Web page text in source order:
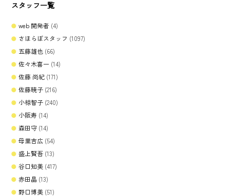
スタッフ一覧
web 開発者 (4)
さほらぼスタッフ (1097)
五藤雄也 (66)
佐々木喜一 (14)
佐藤 尚紀 (171)
佐藤暁子 (216)
小椋智子 (240)
小阪寿 (14)
森田守 (14)
母里吉広 (54)
盛上賢吾 (13)
谷口知美 (417)
赤田晶 (13)
野口博美 (51)